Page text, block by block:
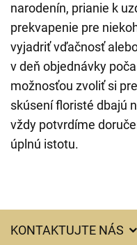
narodenín, prianie k
prekvapenie pre
vyjadriť vďačnosť
v deň objednávky
možnosťou zvoliť si
skúsení floristé dbajú
vždy potvrdíme
úplnú istotu.
KONTAKTUJTE NÁS